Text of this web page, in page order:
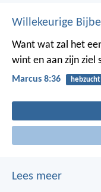
Willekeurige
Want wat zal het
wint en aan zijn ziel
Marcus 8:36 hebzucht
Lees meer